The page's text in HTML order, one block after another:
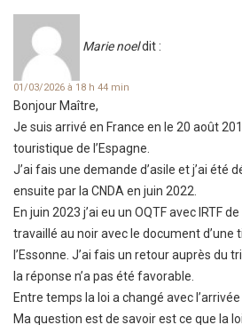
Marie noeldit :
01/03/2026 à 18 h 44 min
Bonjour Maître,
Je suis arrivé en France en le 20 août
touristique de l’Espagne.
J’ai fais une demande d’asile et j’ai été
ensuite par la CNDA en juin 2022.
En juin 2023 j’ai eu un OQTF avec IRTF
travaillé au noir avec le document d’une
l’Essonne. J’ai fais un retour auprès du
la réponse n’a pas été favorable.
Entre temps la loi a changé avec
Ma question est de savoir est ce que la